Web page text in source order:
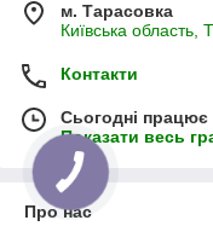
м. Тарасовка
Київська область,
Контакти
Сьогодні працює
Показати весь
Про нас